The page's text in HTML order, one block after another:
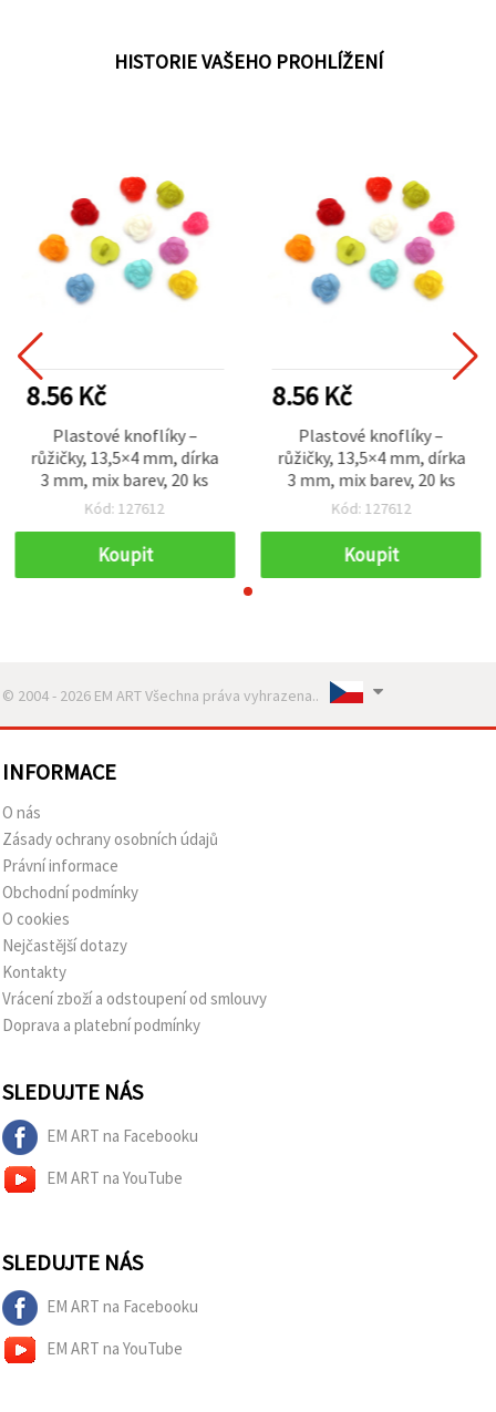
HISTORIE VAŠEHO PROHLÍŽENÍ
8.56 Kč
Plastové knoflíky –
růžičky, 13,5×4 mm, dírka
3 mm, mix barev, 20 ks
Kód: 127612
Koupit
8.56 Kč
Plastové knoflíky –
růžičky, 13,5×4 mm, dírka
3 mm, mix barev, 20 ks
Kód: 127612
Koupit
© 2004 - 2026 EM ART Všechna práva vyhrazena..
INFORMACE
O nás
Zásady ochrany osobních údajů
Právní informace
Obchodní podmínky
O cookies
Nejčastější dotazy
Kontakty
Vrácení zboží a odstoupení od smlouvy
Doprava a platební podmínky
SLEDUJTE NÁS
EM ART na Facebooku
EM ART na YouTube
SLEDUJTE NÁS
EM ART na Facebooku
EM ART na YouTube